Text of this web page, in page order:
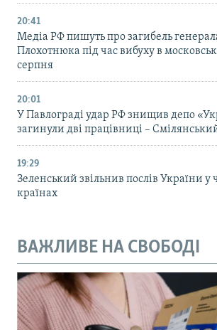
20:41
Медіа РФ пишуть про загибель
Плохотнюка під час вибуху в
серпня
20:01
У Павлограді удар РФ знищив депо
загинули дві працівниці –
19:29
Зеленський звільнив послів України у
країнах
ВАЖЛИВЕ НА СВОБОДІ